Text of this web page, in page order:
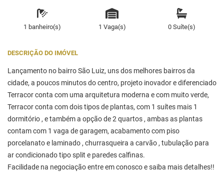
1 banheiro(s) 1 Vaga(s) 0 Suíte(s)
DESCRIÇÃO DO IMÓVEL
Lançamento no bairro São Luiz, uns dos melhores bairros da
cidade, a poucos minutos do centro, projeto inovador e diferenciado
Terracor conta com uma arquitetura moderna e com muito verde,
Terracor conta com dois tipos de plantas, com 1 suítes mais 1
dormitório , e também a opção de 2 quartos , ambas as plantas
contam com 1 vaga de garagem, acabamento com piso
porcelanato e laminado , churrasqueira a carvão , tubulação para
ar condicionado tipo split e paredes calfinas.
Facilidade na negociação entre em conosco e saiba mais detalhes!!